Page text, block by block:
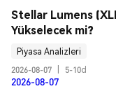
Stellar Lumens
Yükselecek mi?
Piyasa Analizleri
2026-08-07
5-10d
2026-08-07